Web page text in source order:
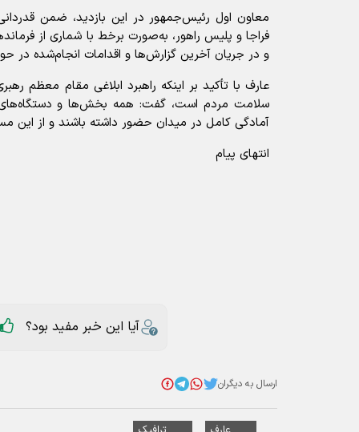
معاون اول رئیس‌جمهور در این بازدید، ضمن قدردانی
فراجا و پلیس راهور، به‌صورت برخط با شماری از
و در جریان آخرین گزارش‌ها و اقدامات انجام‌شده در
عارف با تأکید بر اینکه راهبرد ابلاغی مقام معظم
سلامت مردم است، گفت: همه بخش‌ها و دستگاه‌های
آمادگی کامل در میدان حضور داشته باشند و از این
انتهای پیام
ترافیک
تمهیدات ترافیکی آئین پاسداشت رهبر